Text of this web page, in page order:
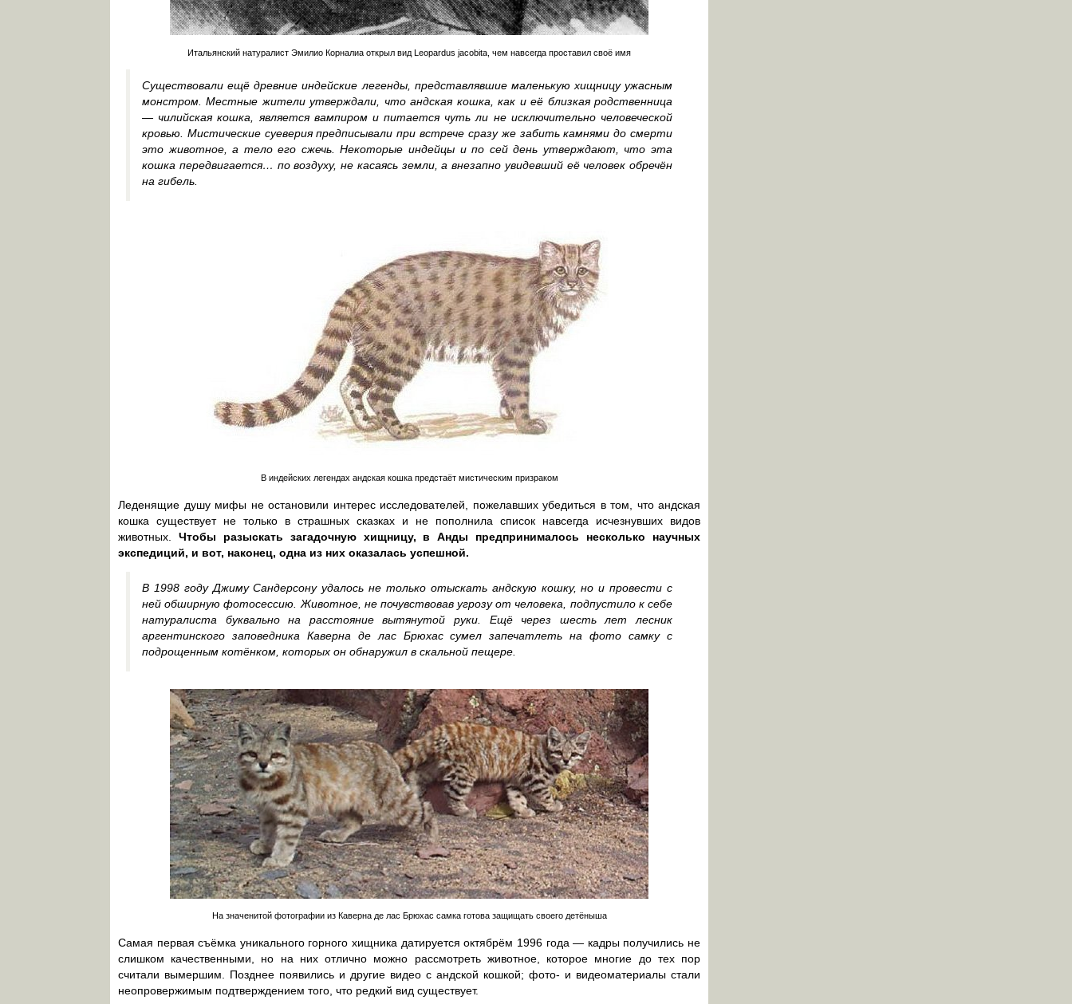
Итальянский натуралист Эмилио Корналиа открыл вид Leopardus jacobita, чем навсегда проставил своё имя
Существовали ещё древние индейские легенды, представлявшие маленькую хищницу ужасным
монстром. Местные жители утверждали, что андская кошка, как и её близкая родственница
— чилийская кошка, является вампиром и питается чуть ли не исключительно человеческой
кровью. Мистические суеверия предписывали при встрече сразу же забить камнями до смерти
это животное, а тело его сжечь. Некоторые индейцы и по сей день утверждают, что эта
кошка передвигается… по воздуху, не касаясь земли, а внезапно увидевший её человек обречён
на гибель.
В индейских легендах андская кошка предстаёт мистическим призраком
Леденящие душу мифы не остановили интерес исследователей, пожелавших убедиться в том, что андская
кошка существует не только в страшных сказках и не пополнила список навсегда исчезнувших видов
животных. Чтобы разыскать загадочную хищницу, в Анды предпринималось несколько научных
экспедиций, и вот, наконец, одна из них оказалась успешной.
В 1998 году Джиму Сандерсону удалось не только отыскать андскую кошку, но и провести с
ней обширную фотосессию. Животное, не почувствовав угрозу от человека, подпустило к себе
натуралиста буквально на расстояние вытянутой руки. Ещё через шесть лет лесник
аргентинского заповедника Каверна де лас Брюхас сумел запечатлеть на фото самку с
подрощенным котёнком, которых он обнаружил в скальной пещере.
На значенитой фотографии из Каверна де лас Брюхас самка готова защищать своего детёныша
Самая первая съёмка уникального горного хищника датируется октябрём 1996 года — кадры получились не
слишком качественными, но на них отлично можно рассмотреть животное, которое многие до тех пор
считали вымершим. Позднее появились и другие видео с андской кошкой; фото- и видеоматериалы стали
неопровержимым подтверждением того, что редкий вид существует.